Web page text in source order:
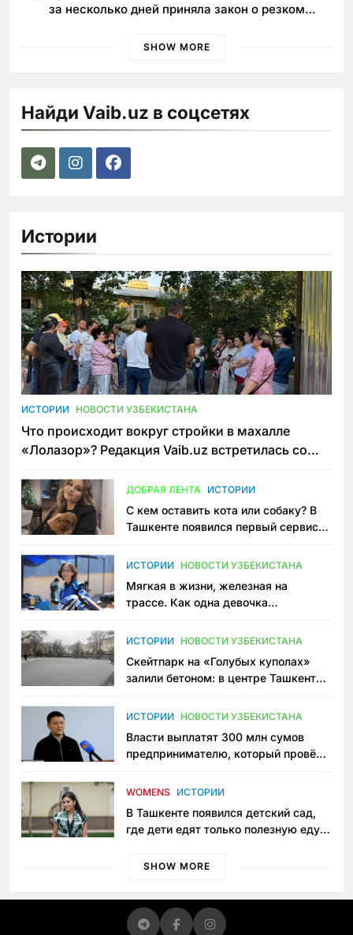
за несколько дней приняла закон о резком
SHOW MORE
Найди Vaib.uz в соцсетях
Истории
ИСТОРИИ НОВОСТИ УЗБЕКИСТАНА
Что происходит вокруг стройки в махалле
«Лолазор»? Редакция Vaib.uz встретилась со
ДОБРАЯ ЛЕНТА ИСТОРИИ
С кем оставить кота или собаку? В
Ташкенте появился первый сервис
ИСТОРИИ НОВОСТИ УЗБЕКИСТАНА
Мягкая в жизни, железная на
трассе. Как одна девочка
Узбекистане
ИСТОРИИ НОВОСТИ УЗБЕКИСТАНА
Скейтпарк на «Голубых куполах»
залили бетоном: в центре Ташкента
пространство
ИСТОРИИ НОВОСТИ УЗБЕКИСТАНА
Власти выплатят 300 млн сумов
предпринимателю, который провёл
приговору
WOMENS ИСТОРИИ
В Ташкенте появился детский сад,
где дети едят только полезную еду.
просить «кашу без сахара»
SHOW MORE